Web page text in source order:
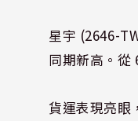
星宇 (2646-
同期新高。從
貨運表現亮眼